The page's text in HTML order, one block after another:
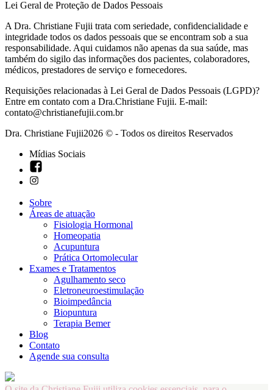
Lei Geral de Proteção de Dados Pessoais
A Dra. Christiane Fujii trata com seriedade, confidencialidade e
integridade todos os dados pessoais que se encontram sob a sua
responsabilidade. Aqui cuidamos não apenas da sua saúde, mas
também do sigilo das informações dos pacientes, colaboradores,
médicos, prestadores de serviço e fornecedores.
Requisições relacionadas à Lei Geral de Dados Pessoais (LGPD)?
Entre em contato com a Dra.Christiane Fujii. E-mail:
contato@christianefujii.com.br
Dra. Christiane Fujii2026 © - Todos os direitos Reservados
Mídias Sociais
Sobre
Áreas de atuação
Fisiologia Hormonal
Homeopatia
Acupuntura
Prática Ortomolecular
Exames e Tratamentos
Agulhamento seco
Eletroneuroestimulação
Bioimpedância
Biopuntura
Terapia Bemer
Blog
Contato
Agende sua consulta